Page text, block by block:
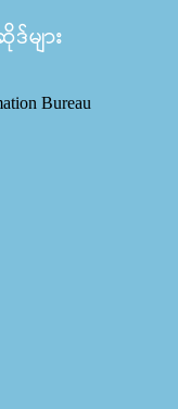
များ
Bureau